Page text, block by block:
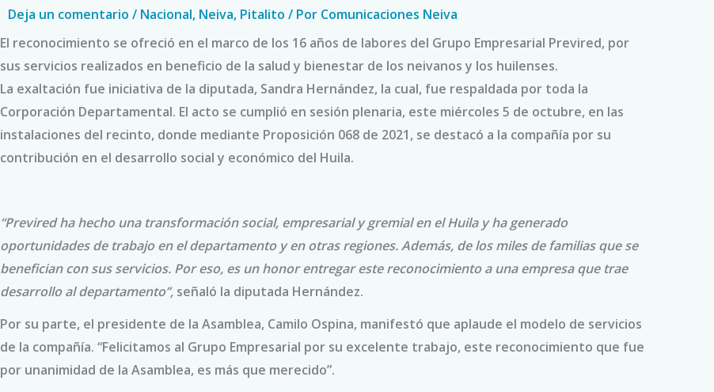
Deja un comentario / Nacional, Neiva, Pitalito / Por Comunicaciones Neiva
El reconocimiento se ofreció en el marco de los 16 años de labores del Grupo Empresarial Previred, por
sus servicios realizados en beneficio de la salud y bienestar de los neivanos y los huilenses.
La exaltación fue iniciativa de la diputada, Sandra Hernández, la cual, fue respaldada por toda la
Corporación Departamental. El acto se cumplió en sesión plenaria, este miércoles 5 de octubre, en las
instalaciones del recinto, donde mediante Proposición 068 de 2021, se destacó a la compañía por su
contribución en el desarrollo social y económico del Huila.
“Previred ha hecho una transformación social, empresarial y gremial en el Huila y ha generado
oportunidades de trabajo en el departamento y en otras regiones. Además, de los miles de familias que se
benefician con sus servicios. Por eso, es un honor entregar este reconocimiento a una empresa que trae
desarrollo al departamento’’, señaló la diputada Hernández.
Por su parte, el presidente de la Asamblea, Camilo Ospina, manifestó que aplaude el modelo de servicios
de la compañía. “Felicitamos al Grupo Empresarial por su excelente trabajo, este reconocimiento que fue
por unanimidad de la Asamblea, es más que merecido”.